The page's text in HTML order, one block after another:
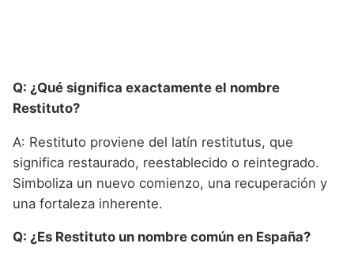
Q: ¿Qué significa exactamente el nombre
Restituto?
A: Restituto proviene del latín restitutus, que
significa restaurado, reestablecido o reintegrado.
Simboliza un nuevo comienzo, una recuperación y
una fortaleza inherente.
Q: ¿Es Restituto un nombre común en España?